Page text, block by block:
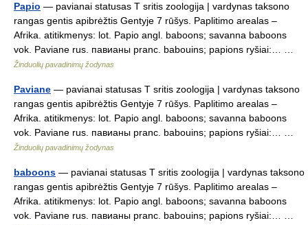
Papio — pavianai statusas T sritis zoologija | vardynas taksono
rangas gentis apibrėžtis Gentyje 7 rūšys. Paplitimo arealas –
Afrika. atitikmenys: lot. Papio angl. baboons; savanna baboons
vok. Paviane rus. павианы pranc. babouins; papions ryšiai:… …
Žinduolių pavadinimų žodynas
Paviane — pavianai statusas T sritis zoologija | vardynas taksono
rangas gentis apibrėžtis Gentyje 7 rūšys. Paplitimo arealas –
Afrika. atitikmenys: lot. Papio angl. baboons; savanna baboons
vok. Paviane rus. павианы pranc. babouins; papions ryšiai:… …
Žinduolių pavadinimų žodynas
baboons — pavianai statusas T sritis zoologija | vardynas taksono
rangas gentis apibrėžtis Gentyje 7 rūšys. Paplitimo arealas –
Afrika. atitikmenys: lot. Papio angl. baboons; savanna baboons
vok. Paviane rus. павианы pranc. babouins; papions ryšiai:… …